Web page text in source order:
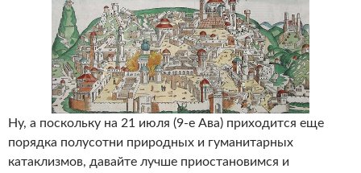
Ну, а поскольку на 21 июля (9-е Ава) приходится еще
порядка полусотни природных и гуманитарных
катаклизмов, давайте лучше приостановимся и